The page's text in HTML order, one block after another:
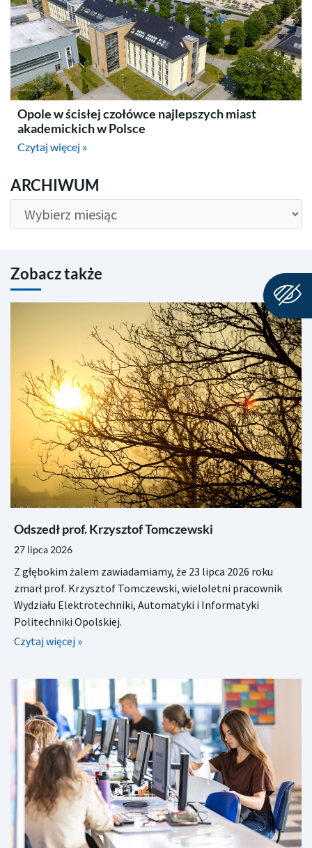
Opole w ścisłej czołówce najlepszych miast
akademickich w Polsce
Czytaj więcej »
ARCHIWUM
ARCHIWUM
Zobacz także
Odszedł prof. Krzysztof Tomczewski
27 lipca 2026
Z głębokim żalem zawiadamiamy, że 23 lipca 2026 roku
zmarł prof. Krzysztof Tomczewski, wieloletni pracownik
Wydziału Elektrotechniki, Automatyki i Informatyki
Politechniki Opolskiej.
Czytaj więcej »